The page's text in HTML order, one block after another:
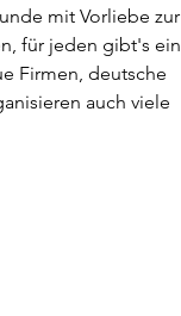
mit Vorliebe zur
für jeden gibt's ein
Firmen, deutsche
auch viele